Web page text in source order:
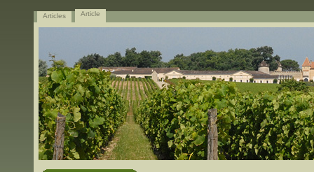
Articles Article